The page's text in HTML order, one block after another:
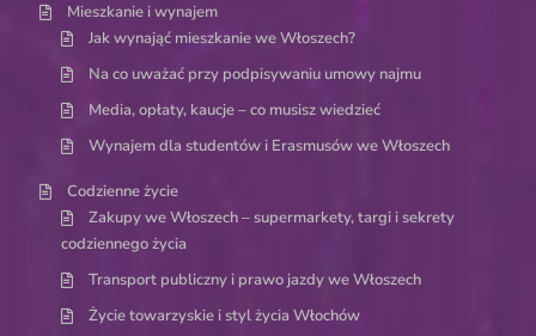
Mieszkanie i wynajem
Jak wynająć mieszkanie we Włoszech?
Na co uważać przy podpisywaniu umowy najmu
Media, opłaty, kaucje – co musisz wiedzieć
Wynajem dla studentów i Erasmusów we Włoszech
Codzienne życie
Zakupy we Włoszech – supermarkety, targi i sekrety
codziennego życia
Transport publiczny i prawo jazdy we Włoszech
Życie towarzyskie i styl życia Włochów